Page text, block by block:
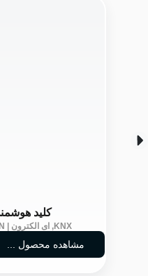
کلید هوشمند 8 پل
KNX
,ای الکترون | eELECTRON
مشاهده محصول ...